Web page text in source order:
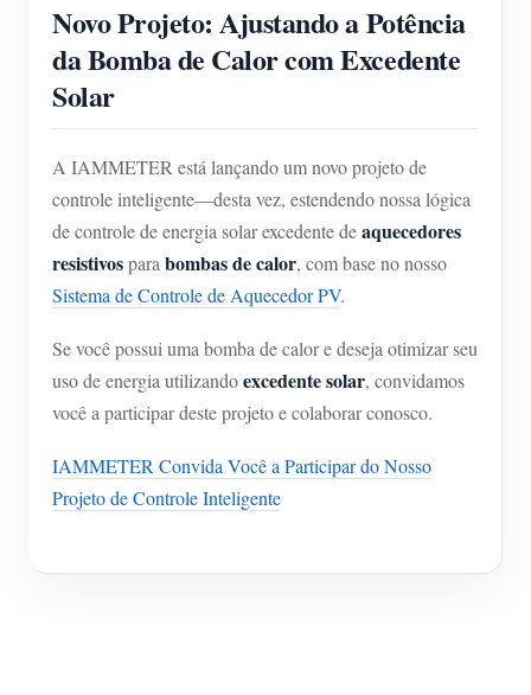
Novo Projeto: Ajustando a Potência
da Bomba de Calor com Excedente
Solar
A IAMMETER está lançando um novo projeto de
controle inteligente—desta vez, estendendo nossa lógica
de controle de energia solar excedente deaquecedores
resistivospara bombas de calor, com base no nosso
Sistema de Controle de Aquecedor PV.
Se você possui uma bomba de calor e deseja otimizar seu
uso de energia utilizandoexcedente solar, convidamos
você a participar deste projeto e colaborar conosco.
IAMMETER Convida Você a Participar do Nosso
Projeto de Controle Inteligente